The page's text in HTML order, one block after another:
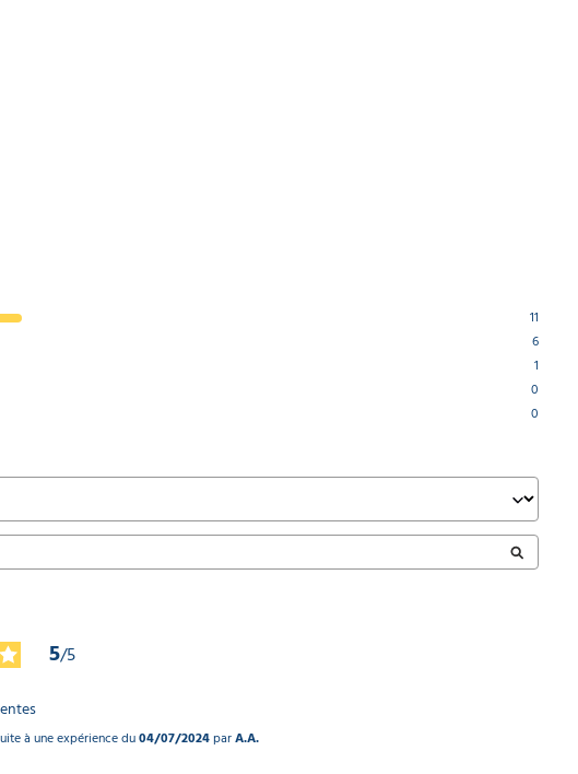
11
6
1
0
0
5/5
à une expérience du04/07/2024parA.A.